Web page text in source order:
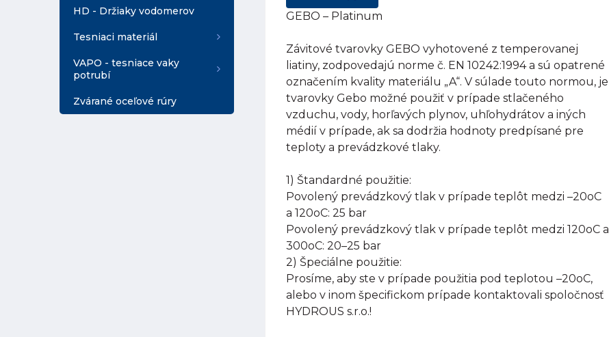
HD - Držiaky vodomerov
Tesniaci materiál
VAPO - tesniace vaky
potrubí
Zvárané oceľové rúry
GEBO – Platinum
Závitové tvarovky GEBO vyhotovené z temperovanej
liatiny, zodpovedajú norme č. EN 10242:1994 a sú opatrené
označením kvality materiálu „A“. V súlade touto normou, je
tvarovky Gebo možné použiť v prípade stlačeného
vzduchu, vody, horľavých plynov, uhľohydrátov a iných
médií v prípade, ak sa dodržia hodnoty predpísané pre
teploty a prevádzkové tlaky.
1) Štandardné použitie:
Povolený prevádzkový tlak v prípade teplôt medzi –20oC
a 120oC: 25 bar
Povolený prevádzkový tlak v prípade teplôt medzi 120oC a
300oC: 20–25 bar
2) Špeciálne použitie:
Prosíme, aby ste v prípade použitia pod teplotou –20oC,
alebo v inom špecifickom prípade kontaktovali spoločnosť
HYDROUS s.r.o.!